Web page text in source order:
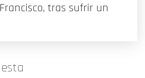
tras sufrir un